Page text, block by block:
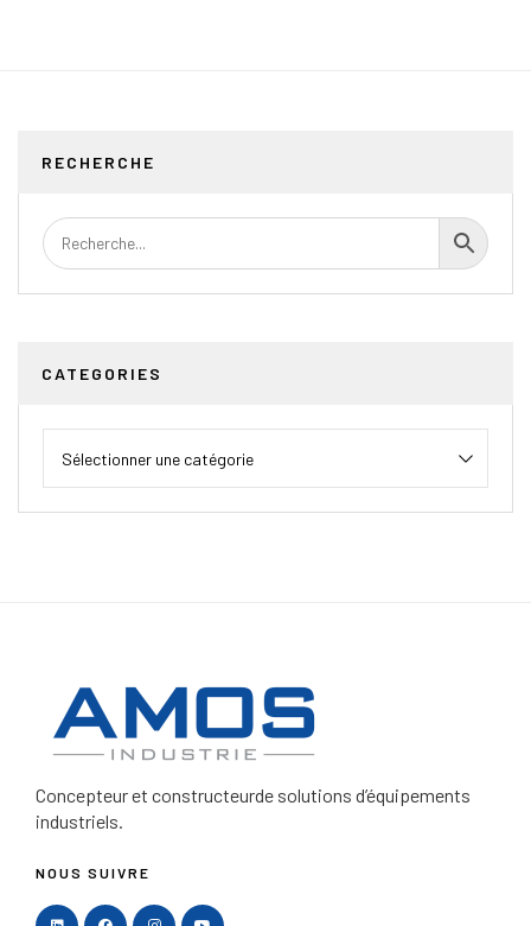
RECHERCHE
CATEGORIES
Concepteur et constructeurde solutions d’équipements
industriels.
NOUS SUIVRE